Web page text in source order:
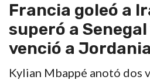
Francia goleó a
superó a
venció a Jordania
Kylian Mbappé anotó dos